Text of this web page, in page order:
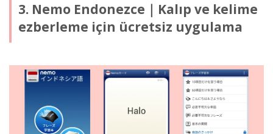
3. Nemo Endonezce｜Kalıp ve kelime
ezberleme için ücretsiz uygulama